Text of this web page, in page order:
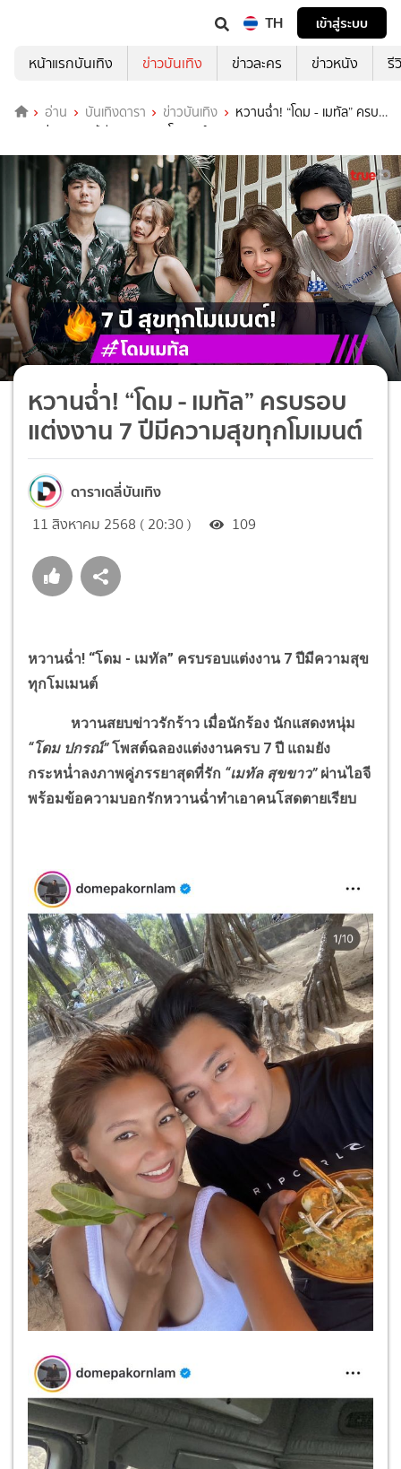
TH
เข้าสู่ระบบ
หน้าแรกบันเทิง
ข่าวบันเทิง ข่าวละคร ข่าวหนัง รี
อ่าน บันเทิงดารา ข่าวบันเทิง
หวานฉ่ำ! “โดม - เมทัล” ครบ
รอบแต่งงาน 7 ปีมีความสุขทุกโมเมนต์
หวานฉ่ำ! “โดม - เมทัล” ครบรอบ
แต่งงาน 7 ปีมีความสุขทุกโมเมนต์
ดาราเดลี่บันเทิง
11 สิงหาคม 2568 ( 20:30 ) 109
หวานฉ่ำ! “โดม - เมทัล” ครบรอบแต่งงาน 7 ปีมีความสุข
ทุกโมเมนต์
หวานสยบข่าวรักร้าว เมื่อนักร้อง นักแสดงหนุ่ม
“โดม ปกรณ์”โพสต์ฉลองแต่งงานครบ 7 ปี แถมยัง
กระหน่ำลงภาพคู่ภรรยาสุดที่รัก “เมทัล สุขขาว”ผ่านไอจี
พร้อมข้อความบอกรักหวานฉ่ำทำเอาคนโสดตายเรียบ